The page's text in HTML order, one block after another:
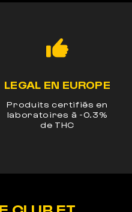
LEGAL EN EUROPE
Produits certifiés en
laboratoires à -0.3%
de THC